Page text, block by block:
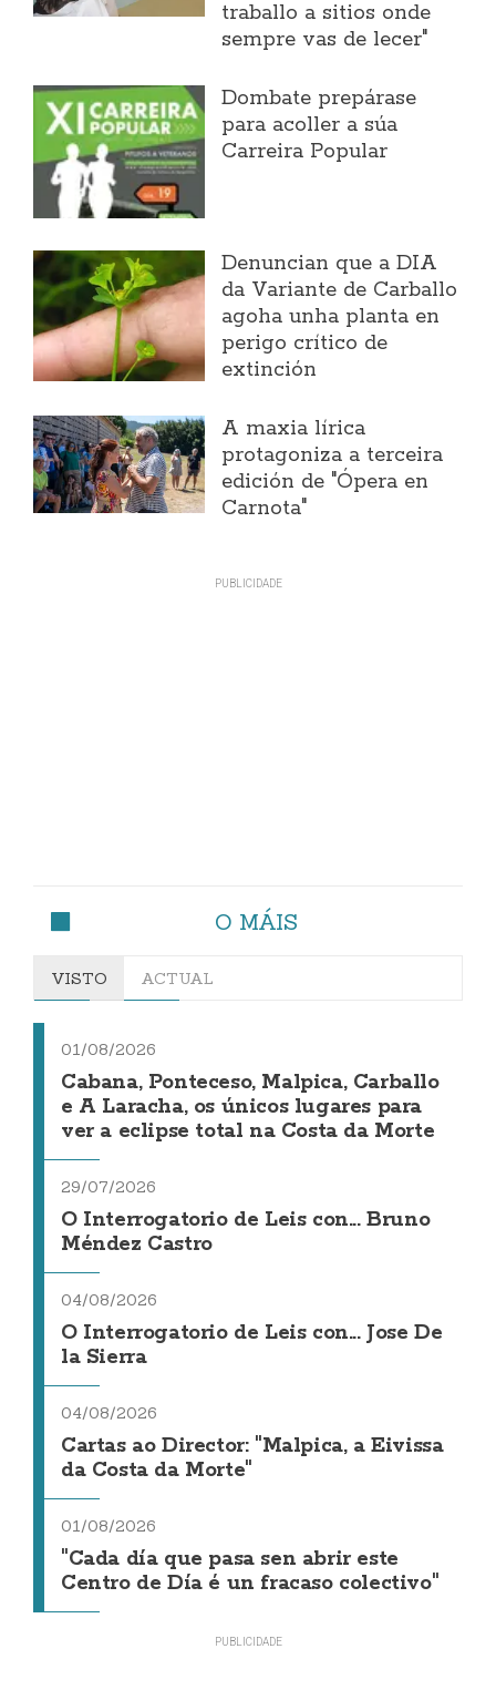
traballo a sitios onde
sempre vas de lecer"
Dombate prepárase
para acoller a súa
Carreira Popular
Denuncian que a DIA
da Variante de Carballo
agoha unha planta en
perigo crítico de
extinción
A maxia lírica
protagoniza a terceira
edición de "Ópera en
Carnota"
O MÁIS
VISTO ACTUAL
01/08/2026
Cabana, Ponteceso, Malpica, Carballo
e A Laracha, os únicos lugares para
ver a eclipse total na Costa da Morte
29/07/2026
O Interrogatorio de Leis con... Bruno
Méndez Castro
04/08/2026
O Interrogatorio de Leis con... Jose De
la Sierra
04/08/2026
Cartas ao Director: "Malpica, a Eivissa
da Costa da Morte"
01/08/2026
"Cada día que pasa sen abrir este
Centro de Día é un fracaso colectivo"